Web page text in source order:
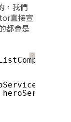
，我們
直接宣
都會是
？
{